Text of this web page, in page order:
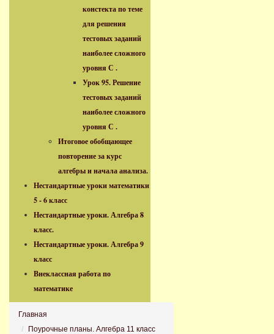
констекта по теме
для решения
тестовых заданий
наиболее сложного
уровня С .
Урок 95. Решение
тестовых заданий
наиболее сложного
уровня С .
Итоговое обобщающее
повторение за курс
алгебры и начала анализа.
Нестандартные уроки математики
5 - 6 класс
Нестандартные уроки. Алгебра 8
класс.
Нестандартные уроки. Алгебра 9
класс
Внеклассная работа по
математике
Главная
Поурочные планы. Алгебра 11 класс